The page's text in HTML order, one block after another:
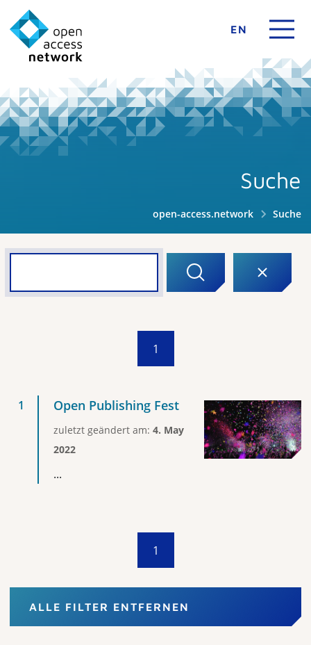
EN
Suche
open-access.network Suche
1
Open Publishing Fest
zuletzt geändert am: 4. May
2022
...
1
ALLE FILTER ENTFERNEN